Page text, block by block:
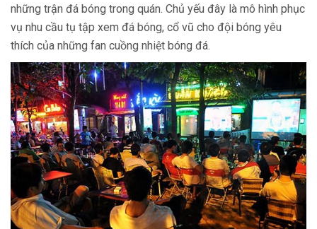
những trận đá bóng trong quán. Chủ yếu đây là mô hình phục
vụ nhu cầu tụ tập xem đá bóng, cổ vũ cho đội bóng yêu
thích của những fan cuồng nhiệt bóng đá.